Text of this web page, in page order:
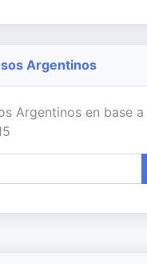
Argentinos
Argentinos en base